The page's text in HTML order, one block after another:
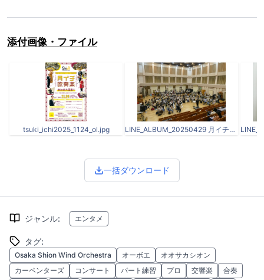
添付画像・ファイル
tsuki_ichi2025_1124_ol.jpg LINE_ALBUM_20250429 月イチ吹奏楽_250703_2.jpg
一括ダウンロード
ジャンル: エンタメ
タグ:
Osaka Shion Wind Orchestra オーボエ
オオサカシオン
カーペンターズ
コンサート パート練習 プロ 交響楽
合奏